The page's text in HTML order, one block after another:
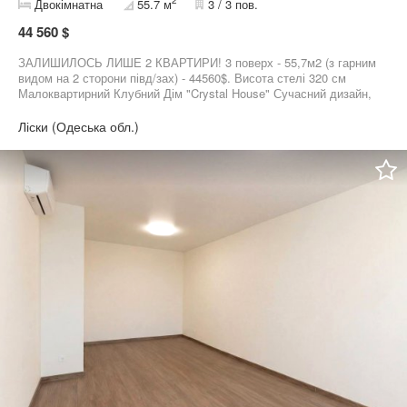
Двокімнатна 55.7 м 3 / 3 пов.
44 560 $
ЗАЛИШИЛОСЬ ЛИШЕ 2 КВАРТИРИ! 3 поверх - 55,7м2 (з гарним
видом на 2 сторони півд/зах) - 44560$. Висота стелі 320 см
Малоквартирний Клубний Дім "Crystal House" Сучасний дизайн,
звукоізоляцію та енергозбереження, панорамні вікна,
бомбосховище, запас води на 3 доби, відеоспостереження, зона
відпочинку та барбекю, озеленення, паркувальне місце у
подарунок! РОЗТЕРМІНУВАННЯ ПЛАТЕЖУ ДО 2-Х РОКІВ
Ліски (Одеська обл.)